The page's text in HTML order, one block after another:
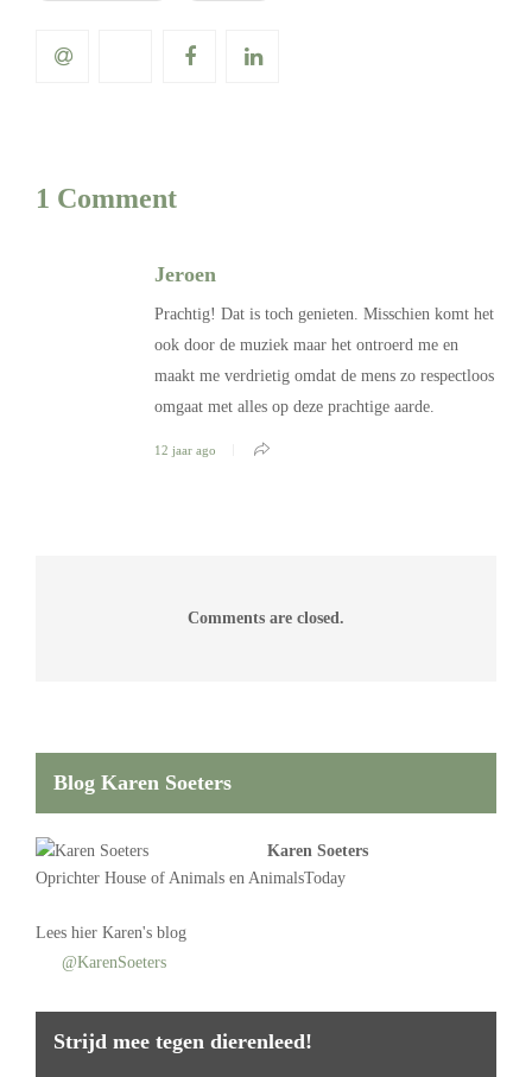
1 Comment
Jeroen
Prachtig! Dat is toch genieten. Misschien komt het
ook door de muziek maar het ontroerd me en
maakt me verdrietig omdat de mens zo respectloos
omgaat met alles op deze prachtige aarde.
12 jaar ago
Comments are closed.
Blog Karen Soeters
Karen Soeters
Oprichter House of Animals en AnimalsToday
Lees hier Karen's blog
@KarenSoeters
Strijd mee tegen dierenleed!